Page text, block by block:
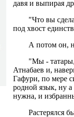
давя и выпирая
"Что вы
под хвост
А потом он,
"Мы -
Атнабаев и,
Гафури, по мере
родной язык, ну а
нужна, и
Растерялся